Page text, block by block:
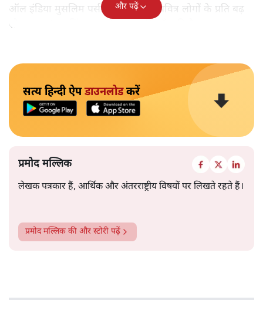
ऑल इंडिया मुसलिम पर्सनल लॉ बोर्ड ने 'पवित्र लोगों के प्रति बढ़
रहे अपमान' पर चिंता जताते हुए इसकी माँग की है।
और पढ़ें
सत्य हिन्दी ऐपडाउनलोडकरें
प्रमोद मल्लिक
लेखक पत्रकार हैं, आर्थिक और अंतरराष्ट्रीय विषयों पर लिखते रहते हैं।
प्रमोद मल्लिक की और स्टोरी पढ़ें